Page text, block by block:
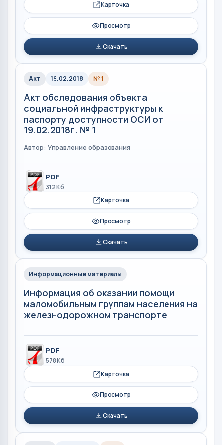
Карточка
Просмотр
Скачать
Акт 19.02.2018 № 1
Акт обследования объекта
социальной инфраструктуры к
паспорту доступности ОСИ от
19.02.2018г. № 1
Автор: Управление образования
PDF
312 Кб
Карточка
Просмотр
Скачать
Информационные материалы
Информация об оказании помощи
маломобильным группам населения на
железнодорожном транспорте
PDF
578 Кб
Карточка
Просмотр
Скачать